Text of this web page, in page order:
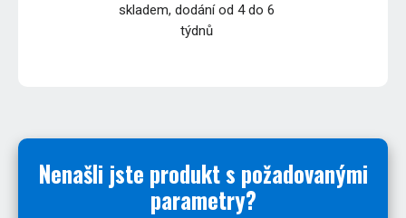
skladem, dodání od 4 do 6
týdnů
Nenašli jste produkt s požadovanými
parametry?